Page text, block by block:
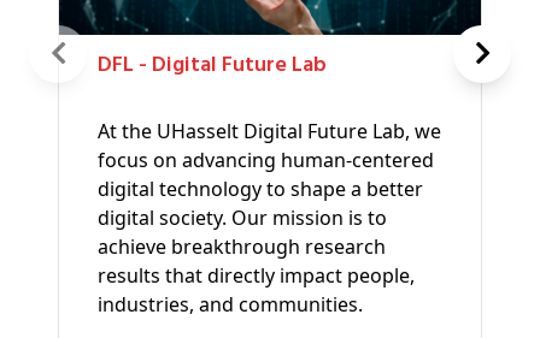
DFL - Digital Future Lab
At the UHasselt Digital Future Lab, we
focus on advancing human-centered
digital technology to shape a better
digital society. Our mission is to
achieve breakthrough research
results that directly impact people,
industries, and communities.